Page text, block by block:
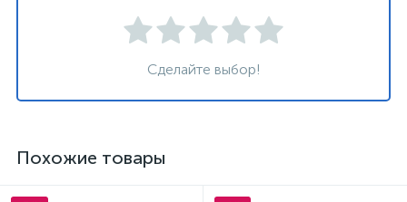
Сделайте выбор!
Похожие товары